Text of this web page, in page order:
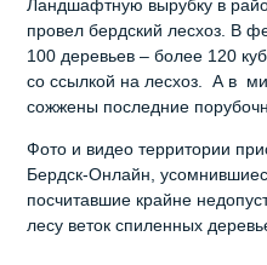
Ландшафтную вырубку в
провел бердский лесхоз. В
100 деревьев – более 120
со ссылкой на лесхоз. А в
сожжены последние
Фото и видео территории
Бердск-Онлайн,
посчитавшие крайне
лесу веток спиленных